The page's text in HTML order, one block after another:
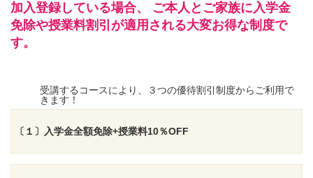
加入登録している場合、
ご本人とご家族に入学金
免除や授業料割引が適用される大変お得な制度で
す。
受講するコースにより、３つの優待割引制度からご利用で
きます！
〔１〕入学金全額免除+授業料10％OFF